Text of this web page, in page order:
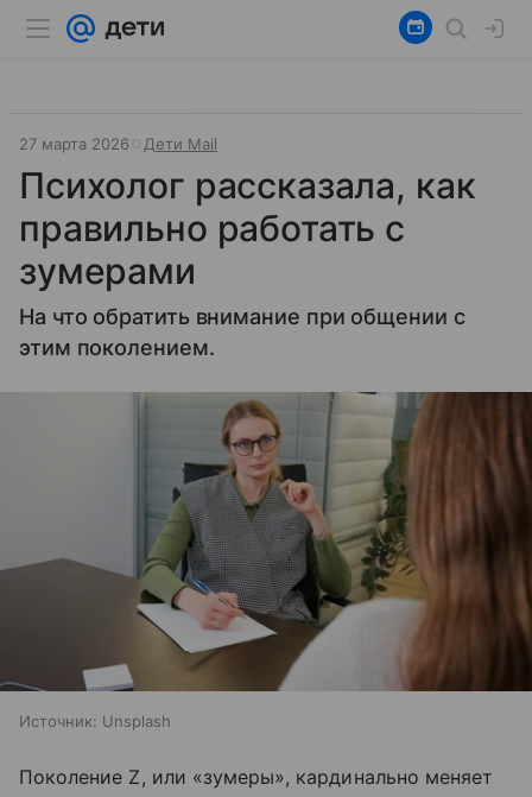
27 марта 2026 Дети Mail
Психолог рассказала, как
правильно работать с
зумерами
На что обратить внимание при общении с
этим поколением.
Источник: Unsplash
Поколение Z, или «зумеры», кардинально меняет